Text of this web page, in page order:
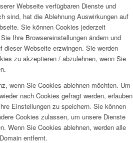
Webseite verfügbaren Dienste und
sind, hat die Ablehnung Auswirkungen auf
Sie können Cookies jederzeit
Ihre Browsereinstellungen ändern und
Webseite erzwingen. Sie werden
zu akzeptieren / abzulehnen, wenn Sie
wenn Sie Cookies ablehnen möchten. Um
nach Cookies gefragt werden, erlauben
Einstellungen zu speichern. Sie können
Cookies zulassen, um unsere Dienste
Wenn Sie Cookies ablehnen, werden alle
entfernt.